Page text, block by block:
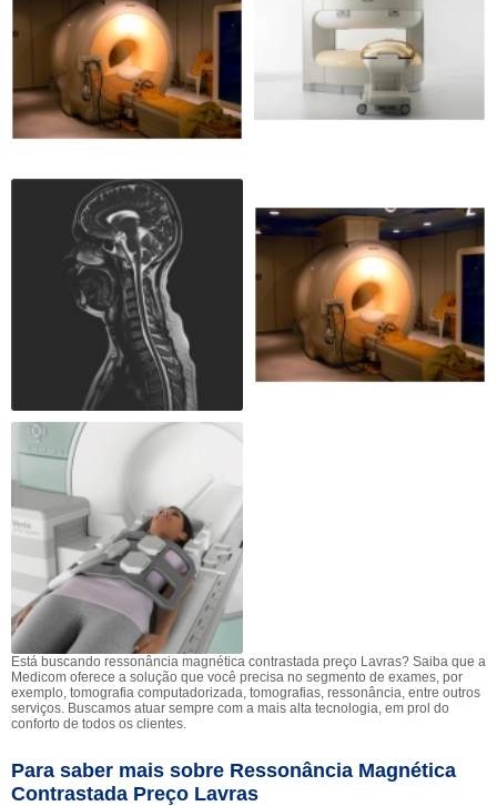
Está buscando ressonância magnética contrastada preço Lavras? Saiba que a
Medicom oferece a solução que você precisa no segmento de exames, por
exemplo, tomografia computadorizada, tomografias, ressonância, entre outros
serviços. Buscamos atuar sempre com a mais alta tecnologia, em prol do
conforto de todos os clientes.
Para saber mais sobre Ressonância Magnética
Contrastada Preço Lavras